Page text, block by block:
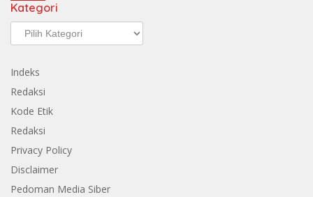
Kategori
Kategori
Indeks
Redaksi
Kode Etik
Redaksi
Privacy Policy
Disclaimer
Pedoman Media Siber